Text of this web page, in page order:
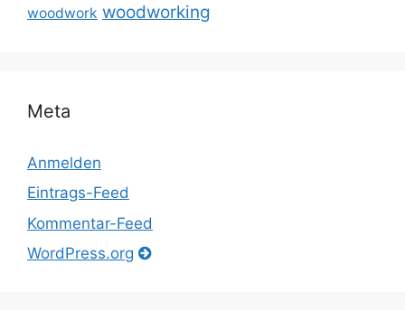
woodwork woodworking
Meta
Anmelden
Eintrags-Feed
Kommentar-Feed
WordPress.org